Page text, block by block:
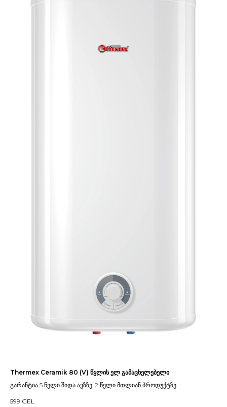
Thermex Ceramik 80 (V) წყლის ელ გამაცხელებელი
გარანტია 5 წელი შიდა ავზზე, 2 წელი მთლიან პროდუქტზე
599 GEL